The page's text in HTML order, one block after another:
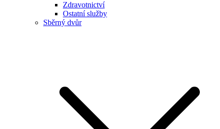
Zdravotnictví
Ostatní služby
Sběrný dvůr